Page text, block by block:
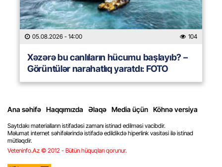
05.08.2026 - 14:00 104
Xəzərə bu canlıların hücumu başlayıb? –
Görüntülər narahatlıq yaratdı: FOTO
Ana səhifə Haqqımızda Əlaqə Media üçün Köhnə versiya
Saytdakı materialların istifadəsi zamanı istinad edilməsi vacibdir.
Məlumat internet səhifələrində istifadə edildikdə hiperlink vasitəsi ilə istinad
mütləqdir.
Veteninfo.Az © 2012 - Bütün hüquqları qorunur.